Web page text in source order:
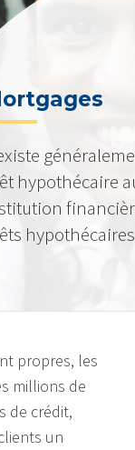
hypothécaire
propres, les
millions de
de crédit,
un